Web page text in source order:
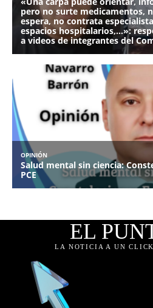
EL
LA NOTICIA A UN